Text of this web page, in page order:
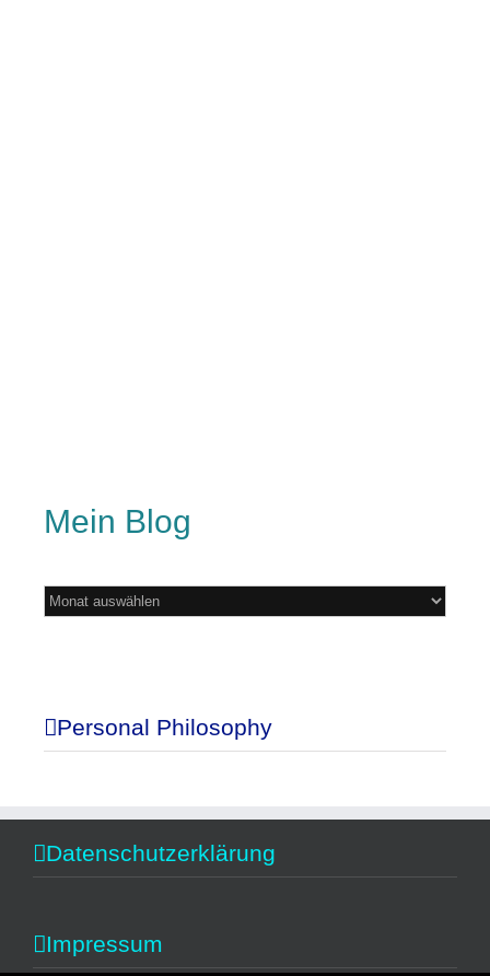
Mein Blog
Mein
Blog
Personal Philosophy
Datenschutzerklärung
Impressum